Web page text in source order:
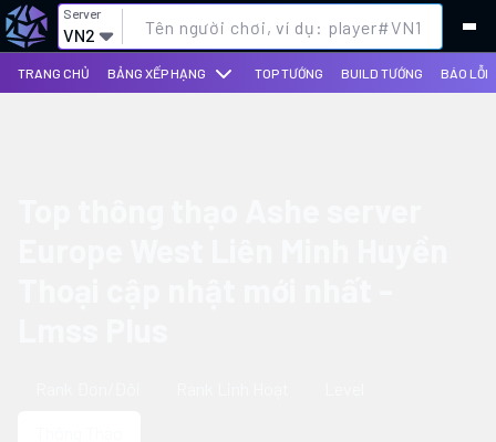
Server
VN2
TRANG CHỦ BẢNG XẾP HẠNG TOP TƯỚNG BUILD TƯỚNG BÁO LỖI